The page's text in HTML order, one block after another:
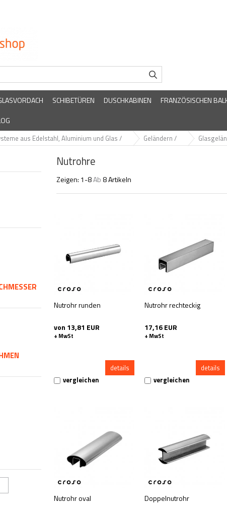
SCHIBETÜREN DUSCHKABINEN FRANZÖSISCHEN
aus Edelstahl, Aluminium und Glas / Geländern /
Nutrohre
[
[M
Zeigen: 1-8Ab 8Artikeln
Nutrohr runden
von 13,81 EUR
+ MwSt
details
vergleichen
Nutrohr rechteckig
17,16 EUR
+ MwSt
details
vergleichen
Nutrohr oval Doppelnutrohr